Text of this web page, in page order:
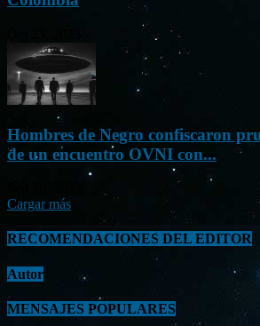
Hombres de Negro confiscaron
de un encuentro OVNI con...
Cargar más
RECOMENDACIONES DEL EDITOR
Autor
MENSAJES POPULARES